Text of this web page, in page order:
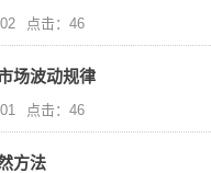
点击：46
场波动规律
点击：46
方法